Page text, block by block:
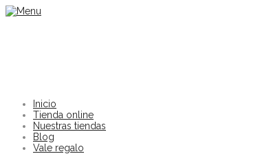
Inicio
Tienda online
Nuestras tiendas
Blog
Vale regalo